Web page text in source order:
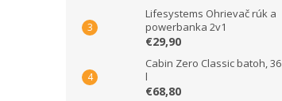
Lifesystems Ohrievač rúk a
powerbanka 2v1
€29,90
Cabin Zero Classic batoh, 36
l
€68,80